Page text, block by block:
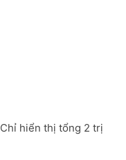
Chỉ hiển thị tổng 2 trị